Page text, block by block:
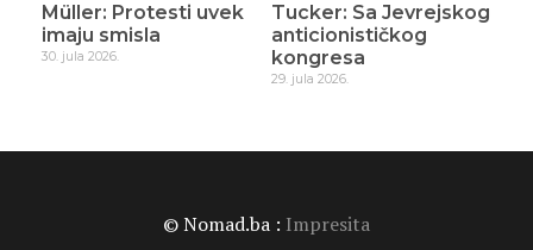
Müller: Protesti uvek
imaju smisla
30. jula 2026.
Tucker: Sa Jevrejskog
anticionističkog
kongresa
29. jula 2026.
© Nomad.ba : Impresita